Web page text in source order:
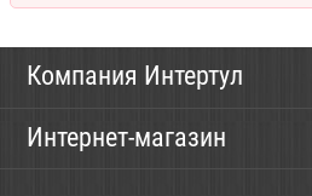
Компания Интертул
Новости
Интернет-магазин